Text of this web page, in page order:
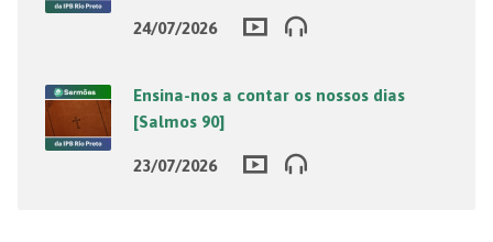
24/07/2026
Ensina-nos a contar os nossos dias
[Salmos 90]
23/07/2026